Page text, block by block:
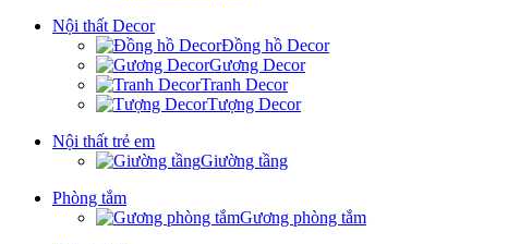
Nội thất Decor
Đồng hồ Decor
Gương Decor
Tranh Decor
Tượng Decor
Nội thất trẻ em
Giường tầng
Phòng tắm
Gương phòng tắm